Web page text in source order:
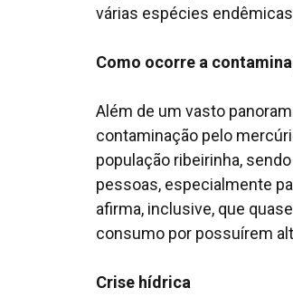
várias espécies
Como ocorre a
Além de um vasto
contaminação pelo
população ribeirinha,
pessoas, especialmente
afirma, inclusive, que
consumo por possuírem
Crise hídrica